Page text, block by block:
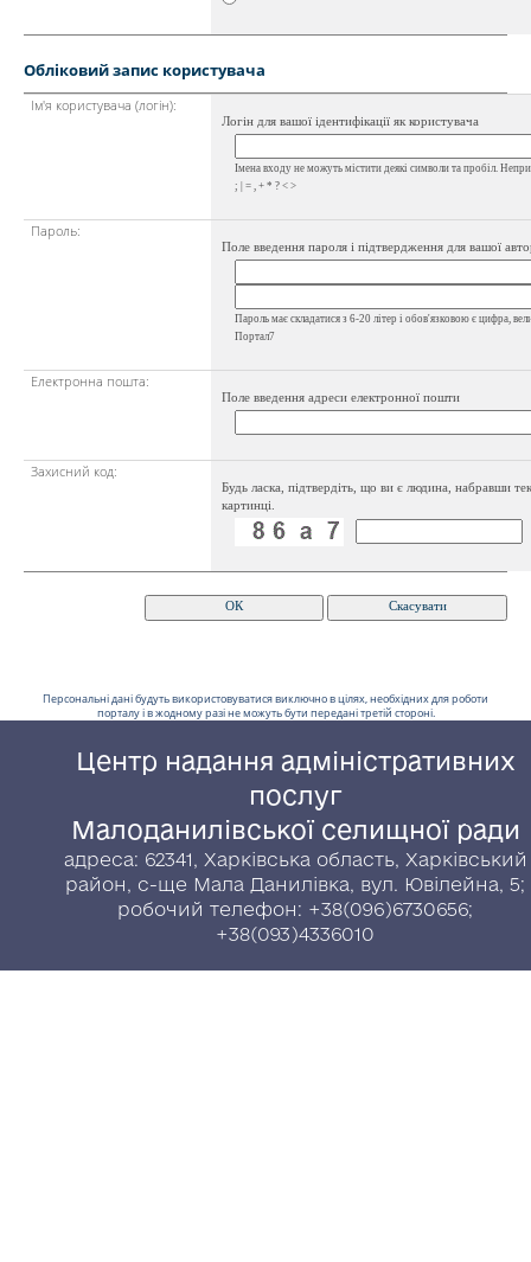
Обліковий запис користувача
Ім'я користувача (логін):
Логін для вашої ідентифікації як користувача
Імена входу не можуть містити деякі символи та пробіл.
; | = , + * ? < >
Пароль:
Поле введення пароля і підтвердження для вашої
Пароль має складатися з 6-20 літер і обов'язковою є цифра,
Портал7
Електронна пошта:
Поле введення адреси електронної пошти
Захисний код:
Будь ласка, підтвердіть, що ви є людина, набравши
картинці.
Персональні дані будуть використовуватися виключно в цілях, необхідних для роботи
порталу і в жодному разі не можуть бути передані третій стороні.
Центр надання адміністративних
послуг
Малоданилівської селищної ради
адреса: 62341, Харківська область, Харківський
район, с-ще Мала Данилівка, вул. Ювілейна, 5;
робочий телефон: +38(096)6730656;
+38(093)4336010